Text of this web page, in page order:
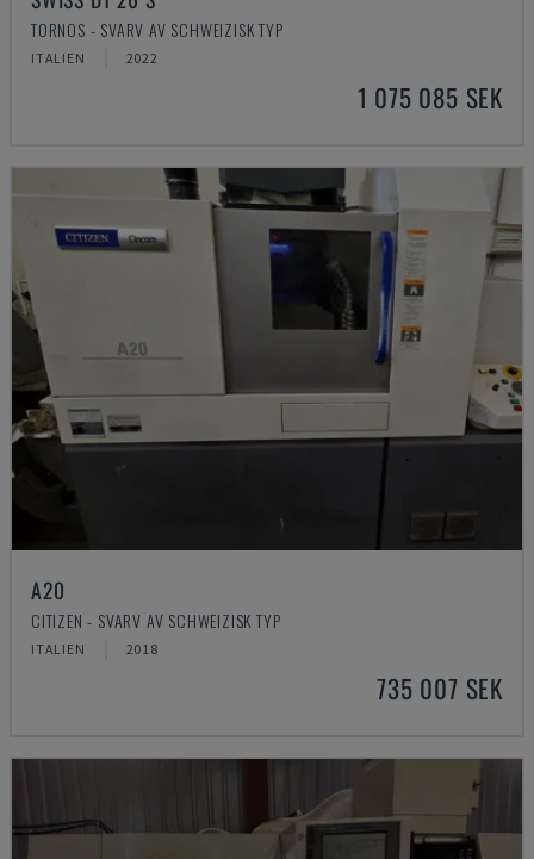
TORNOS - SVARV AV SCHWEIZISK TYP
ITALIEN 2022
1 075 085 SEK
A20
CITIZEN - SVARV AV SCHWEIZISK TYP
ITALIEN 2018
735 007 SEK